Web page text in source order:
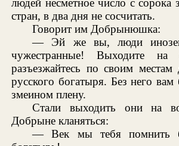
людей несметное число с сорока
стран, в два дня не сосчитать.
Говорит им Добрынюшка:
— Эй же вы, люди
чужестранные! Выходите на
разъезжайтесь по своим местам
русского богатыря. Без него
змеином плену.
Стали выходить они на
Добрыне кланяться:
— Век мы тебя помнить